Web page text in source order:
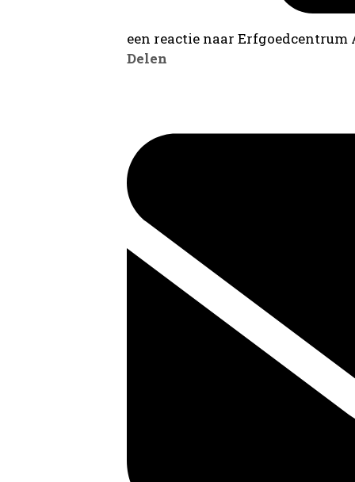
een reactie naar
Delen